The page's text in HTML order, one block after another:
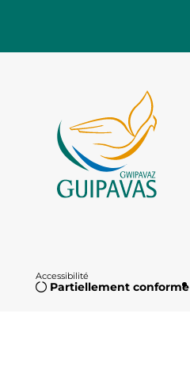
Accessibilité
Partiellement conforme